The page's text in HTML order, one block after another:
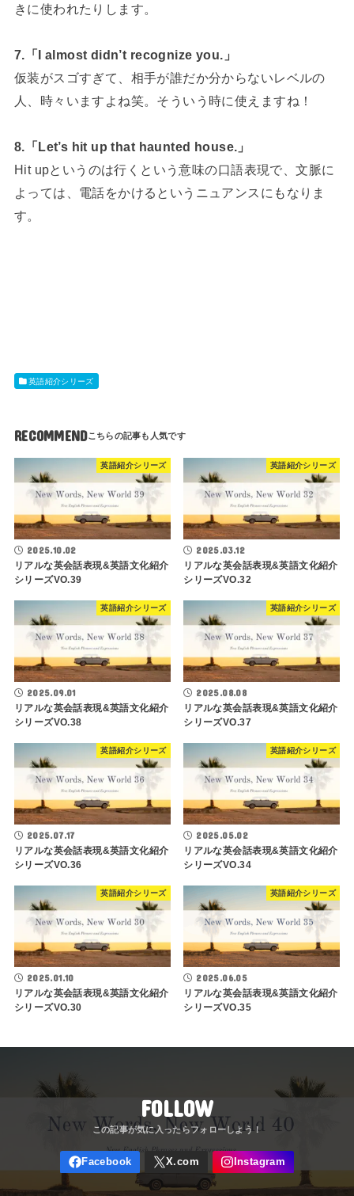
きに使われたりします。
7.「I almost didn’t recognize you.」
仮装がスゴすぎて、相手が誰だか分からないレベルの
人、時々いますよね笑。そういう時に使えますね！
8.「Let’s hit up that haunted house.」
Hit upというのは行くという意味の口語表現で、文脈に
よっては、電話をかけるというニュアンスにもなりま
す。
英語紹介シリーズ
RECOMMEND
英語紹介シリーズ
2025.10.02
リアルな英会話表現&英語文化紹介
シリーズVO.39
英語紹介シリーズ
2025.03.12
リアルな英会話表現&英語文化紹介
シリーズVO.32
英語紹介シリーズ
2025.09.01
リアルな英会話表現&英語文化紹介
シリーズVO.38
英語紹介シリーズ
2025.08.08
リアルな英会話表現&英語文化紹介
シリーズVO.37
英語紹介シリーズ
2025.07.17
リアルな英会話表現&英語文化紹介
シリーズVO.36
英語紹介シリーズ
2025.05.02
リアルな英会話表現&英語文化紹介
シリーズVO.34
英語紹介シリーズ
2025.01.10
リアルな英会話表現&英語文化紹介
シリーズVO.30
英語紹介シリーズ
2025.06.05
リアルな英会話表現&英語文化紹介
シリーズVO.35
FOLLOW